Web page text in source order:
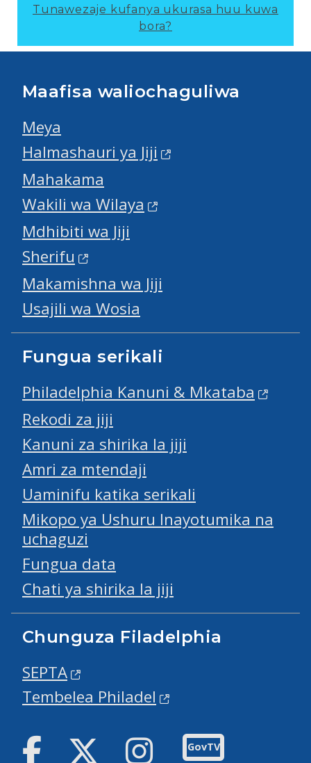
Tunawezaje kufanya ukurasa huu kuwa
bora?
Maafisa waliochaguliwa
Meya
Halmashauri ya Jiji
Mahakama
Wakili wa Wilaya
Mdhibiti wa Jiji
Sherifu
Makamishna wa Jiji
Usajili wa Wosia
Fungua serikali
Philadelphia Kanuni & Mkataba
Rekodi za jiji
Kanuni za shirika la jiji
Amri za mtendaji
Uaminifu katika serikali
Mikopo ya Ushuru Inayotumika na
uchaguzi
Fungua data
Chati ya shirika la jiji
Chunguza Filadelphia
SEPTA
Tembelea Philadel
Facebook Twitter Instagram
GovTV